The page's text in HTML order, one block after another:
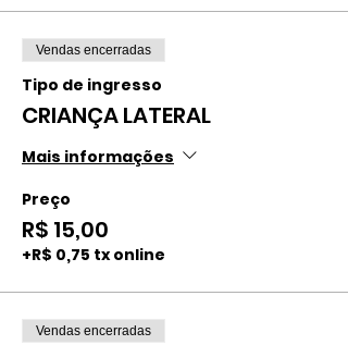
Vendas encerradas
Tipo de ingresso
CRIANÇA LATERAL
Mais informações
Preço
R$ 15,00
+R$ 0,75 tx online
Vendas encerradas